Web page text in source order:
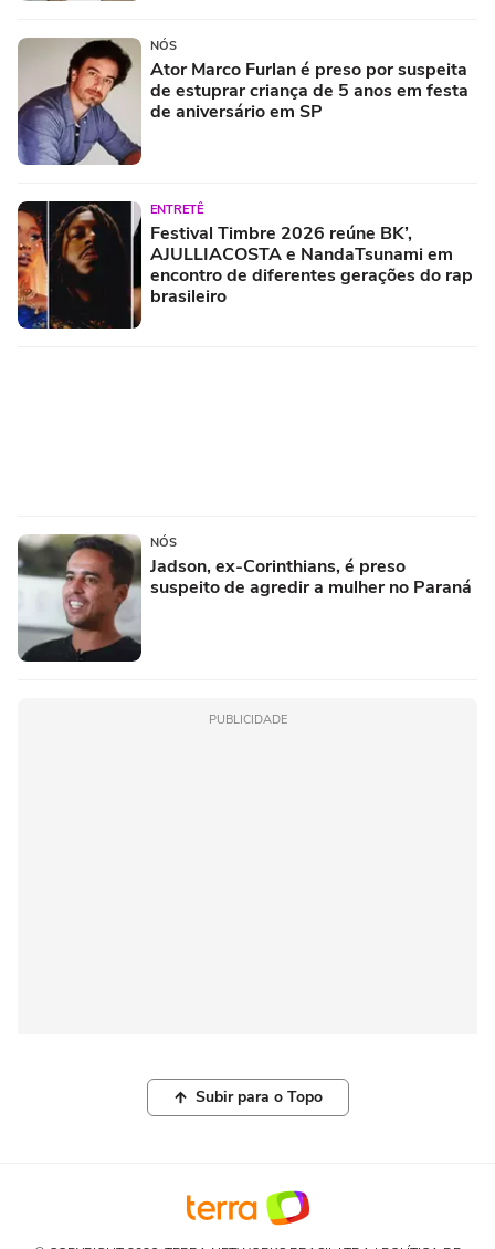
NÓS
Ator Marco Furlan é preso por suspeita
de estuprar criança de 5 anos em festa
de aniversário em SP
ENTRETÊ
Festival Timbre 2026 reúne BK’,
AJULLIACOSTA e NandaTsunami em
encontro de diferentes gerações do rap
brasileiro
NÓS
Jadson, ex-Corinthians, é preso
suspeito de agredir a mulher no Paraná
PUBLICIDADE
Subir para o Topo